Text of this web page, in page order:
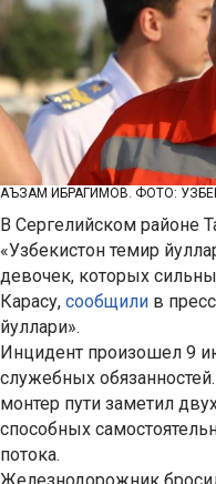
АЪЗАМ ИБРАГИМОВ. ФОТО:
В Сергелийском районе
«Узбекистон темир
девочек, которых
Карасу, сообщили в
йуллари».
Инцидент произошел 9
служебных
монтер пути заметил
способных
потока.